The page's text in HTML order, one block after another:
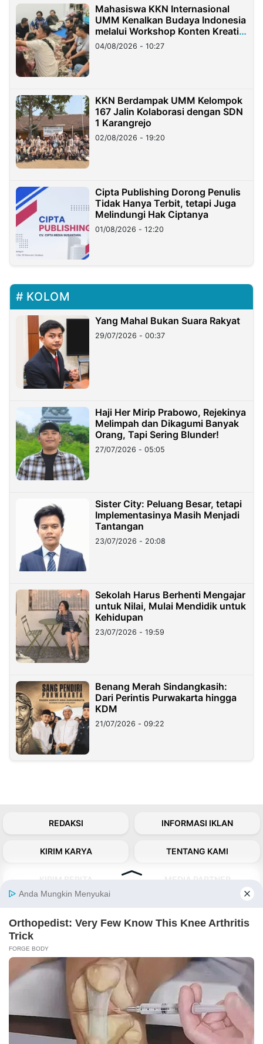
Mahasiswa KKN Internasional
UMM Kenalkan Budaya Indonesia
melalui Workshop Konten Kreatif
di Taiwan
04/08/2026 - 10:27
KKN Berdampak UMM Kelompok
167 Jalin Kolaborasi dengan SDN
1 Karangrejo
02/08/2026 - 19:20
Cipta Publishing Dorong Penulis
Tidak Hanya Terbit, tetapi Juga
Melindungi Hak Ciptanya
01/08/2026 - 12:20
KOLOM
Yang Mahal Bukan Suara Rakyat
29/07/2026 - 00:37
Haji Her Mirip Prabowo, Rejekinya
Melimpah dan Dikagumi Banyak
Orang, Tapi Sering Blunder!
27/07/2026 - 05:05
Sister City: Peluang Besar, tetapi
Implementasinya Masih Menjadi
Tantangan
23/07/2026 - 20:08
Sekolah Harus Berhenti Mengajar
untuk Nilai, Mulai Mendidik untuk
Kehidupan
23/07/2026 - 19:59
Benang Merah Sindangkasih:
Dari Perintis Purwakarta hingga
KDM
21/07/2026 - 09:22
REDAKSI INFORMASI IKLAN
KIRIM KARYA TENTANG KAMI
About Our Kabarbaru.co
Kabarbaru.co menyajikan berita aktual dan
inspiratif dari sudut pandang berbaik sangka
serta terverifikasi dari sumber yang tepat.